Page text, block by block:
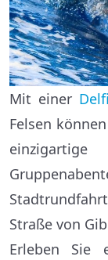
Mit einer
Felsen
Straße von
Erleben Sie